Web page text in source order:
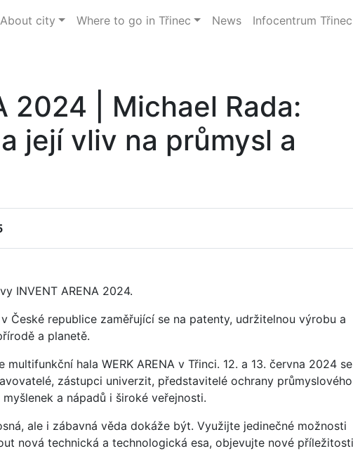
About city Where to go in Třinec News Infocentrum Třinec
2024 | Michael Rada:
její vliv na průmysl a
INVENT ARENA 2024.
České republice zaměřující se na patenty, udržitelnou výrobu a
a planetě.
hala WERK ARENA v Třinci. 12. a 13. června 2024 se
zástupci univerzit, představitelé ochrany průmyslového
a nápadů i široké veřejnosti.
ale i zábavná věda dokáže být. Využijte jedinečné možnosti
nová technická a technologická esa, objevujte nové